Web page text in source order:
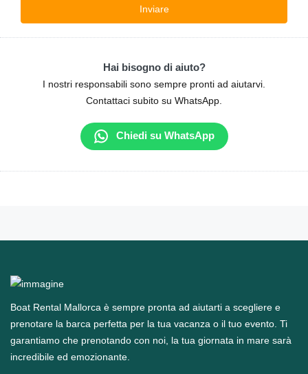
Hai bisogno di aiuto?
I nostri responsabili sono sempre pronti ad aiutarvi.
Contattaci subito su WhatsApp.
Chiedi su WhatsApp
Boat Rental Mallorca è sempre pronta ad aiutarti a scegliere e
prenotare la barca perfetta per la tua vacanza o il tuo evento. Ti
garantiamo che prenotando con noi, la tua giornata in mare sarà
incredibile ed emozionante.